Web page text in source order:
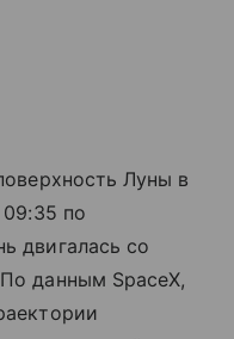
Луны в
09:35 по
двигалась со
данным SpaceX,